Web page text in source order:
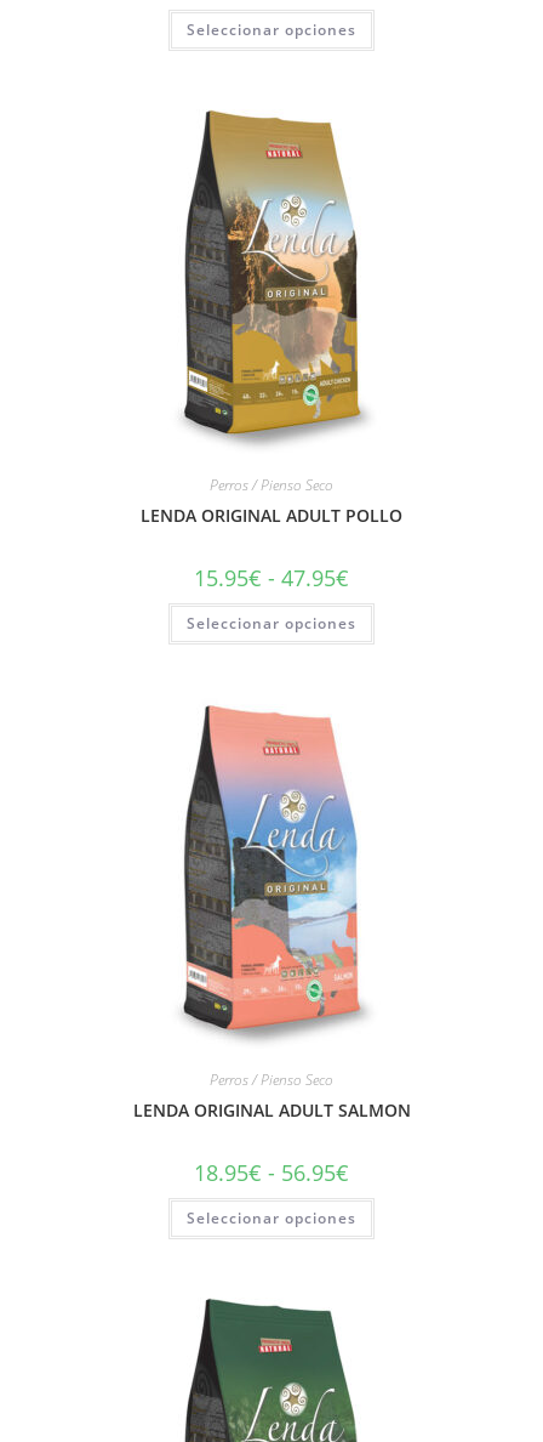
Seleccionar opciones
Perros / Pienso Seco
LENDA ORIGINAL ADULT POLLO
15.95€ - 47.95€
Seleccionar opciones
Perros / Pienso Seco
LENDA ORIGINAL ADULT SALMON
18.95€ - 56.95€
Seleccionar opciones